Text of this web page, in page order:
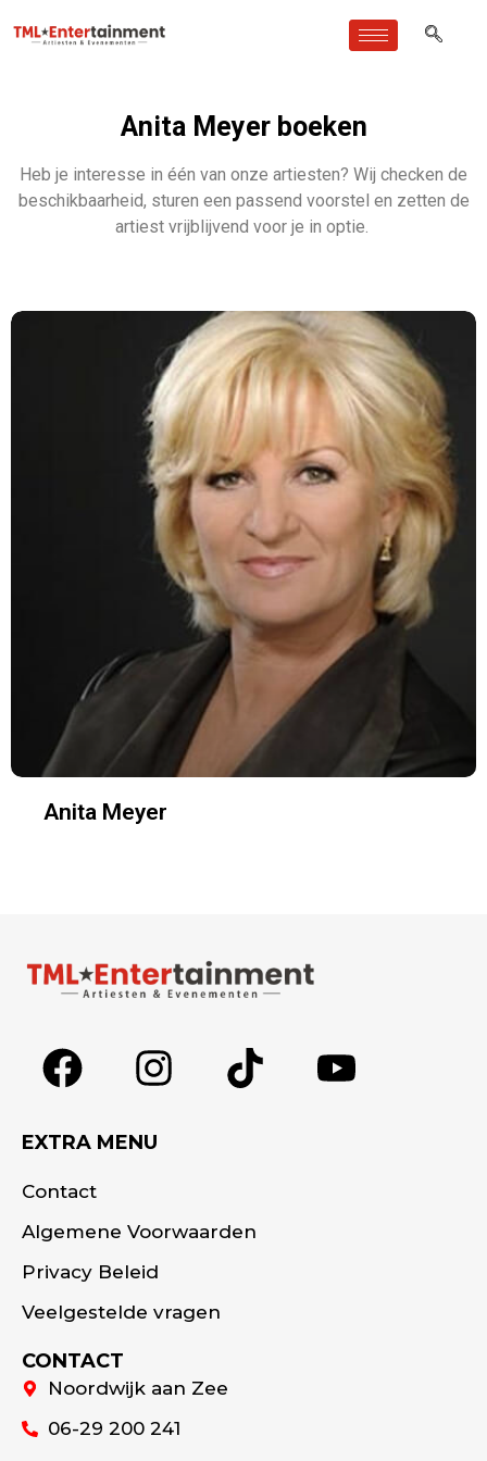
Anita Meyer boeken
Heb je interesse in één van onze artiesten? Wij checken de
beschikbaarheid, sturen een passend voorstel en zetten de
artiest vrijblijvend voor je in optie.
Anita Meyer
EXTRA MENU
Contact
Algemene Voorwaarden
Privacy Beleid
Veelgestelde vragen
CONTACT
Noordwijk aan Zee
06-29 200 241